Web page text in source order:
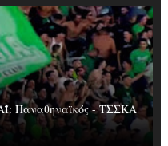
Παναθηναϊκός - ΤΣΣΚΑ